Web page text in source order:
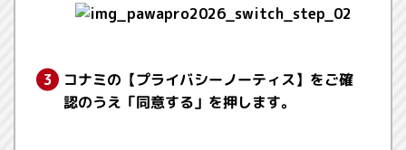
コナミの【プライバシーノーティス】をご確
認のうえ「同意する」を押します。